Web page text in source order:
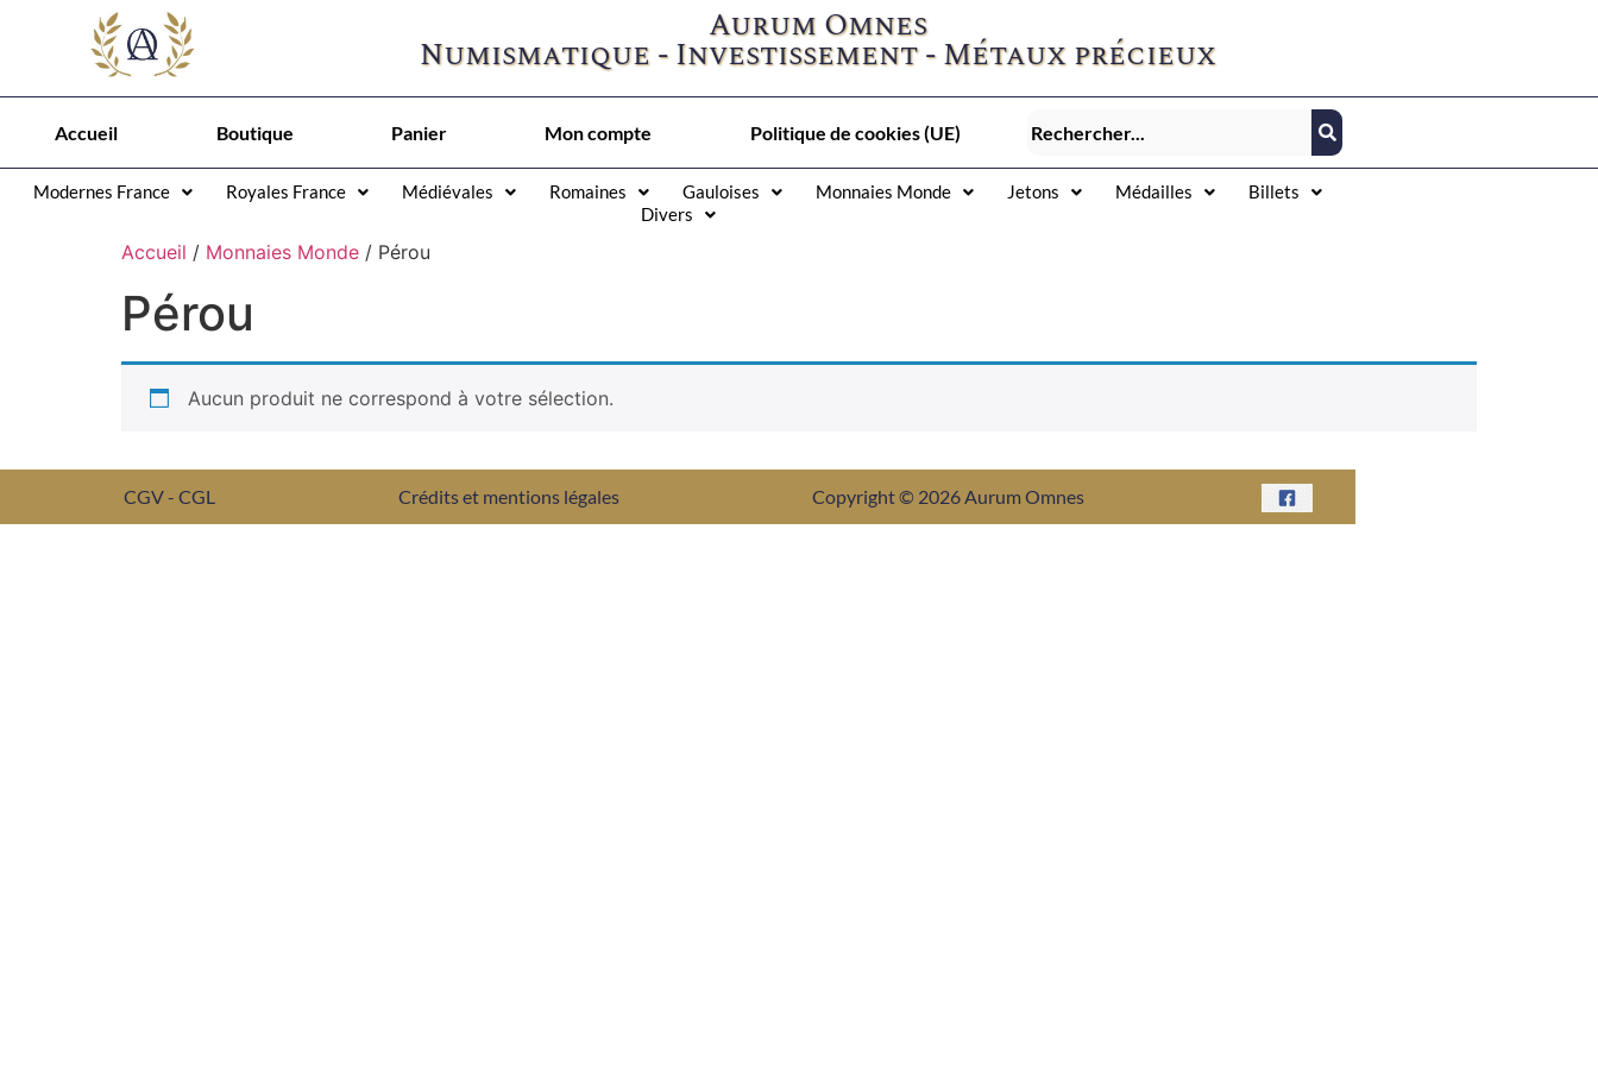
Aurum Omnes
Numismatique - Investissement - Métaux précieux
Accueil Boutique Panier Mon compte Politique de cookies (UE)
Modernes France Royales France Médiévales Romaines Gauloises Monnaies Monde Jetons Médailles
Billets
Divers
Accueil / Monnaies Monde / Pérou
Pérou
Aucun produit ne correspond à votre sélection.
CGV - CGL Crédits et mentions légales Copyright © 2026 Aurum Omnes